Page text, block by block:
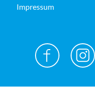
Impressum